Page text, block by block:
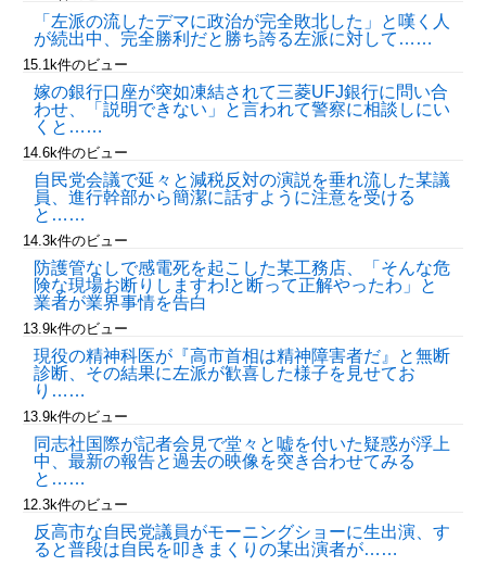
Powered by livedoor 相互RSS
「左派の流したデマに政治が完全敗北した」と嘆く人
が続出中、完全勝利だと勝ち誇る左派に対して……
15.1k件のビュー
嫁の銀行口座が突如凍結されて三菱UFJ銀行に問い合
わせ、「説明できない」と言われて警察に相談しにい
くと……
14.6k件のビュー
自民党会議で延々と減税反対の演説を垂れ流した某議
員、進行幹部から簡潔に話すように注意を受ける
と……
14.3k件のビュー
防護管なしで感電死を起こした某工務店、「そんな危
険な現場お断りしますわ!と断って正解やったわ」と
業者が業界事情を告白
13.9k件のビュー
現役の精神科医が『高市首相は精神障害者だ』と無断
診断、その結果に左派が歓喜した様子を見せてお
り……
13.9k件のビュー
同志社国際が記者会見で堂々と嘘を付いた疑惑が浮上
中、最新の報告と過去の映像を突き合わせてみる
と……
12.3k件のビュー
反高市な自民党議員がモーニングショーに生出演、す
ると普段は自民を叩きまくりの某出演者が……